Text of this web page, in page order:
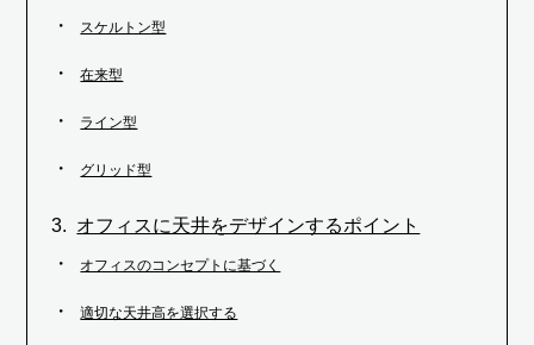
スケルトン型
在来型
ライン型
グリッド型
オフィスに天井をデザインするポイント
オフィスのコンセプトに基づく
適切な天井高を選択する